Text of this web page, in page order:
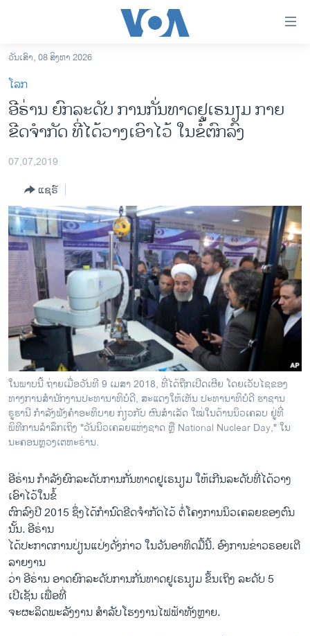
ເຂົ້າ
ຫາ
ຂ້າມ
ຂ້າມ
ຂ້າມ
ຫາ
ລາວ
ອາເມຣິກາ
ຂ່າວ​ຈີນ
ໂລກ
ເອເຊຍ
ອິດສະຫຼະພາບດ້ານການຂ່າວ
ຊີວິດຊາວລາວ
ຊຸມຊົນຊາວລາວ
ວິທະຍາສາດ-ເທັກໂນໂລຈີ
ທຸລະກິດ
ພາສາອັງກິດ
ວີດີໂອ
ສຽງ
ລາຍການກະຈາຍສຽງ
ລາຍງານ
ພາສາຕ່າງໆ
ວັນເສົາ, 08 ສິງຫາ 2026
ໂລກ
ອີຣ່ານ ຍົກລະດັບ ການກັ່ນທາດຢູເຣນຽມ ກາຍ
ຂີດຈຳກັດ ທີ່ໄດ້ວາງເອົາໄວ້ ໃນຂໍ້ຕົກລົງ
07,07,2019
ແຊຣ໌
ໃນພາບນີ້ ຖ່າຍເມື່ອວັນທີ 9 ເມສາ 2018, ທີ່ໄດ້ຖືກເປີດເຜີຍ ໂດຍເວັບໄຊຂອງ
ທາງການສຳນັກງານປະທານາທິບໍດີ, ສະແດງໃຫ້ເຫັນ ປະທານາທິບໍດີ ຮາຊານ
ຣູຮານີ ກຳລັງຟັງຄຳອະທິບາຍ ກ່ຽວກັບ ຜົນສຳເລັດ ໃໝ່ໃນດ້ານນິວເຄລບ ຢູ່ທີ່
ພິທີການລຳລຶກເຖິງ "ວັນນິວເຄລຍແຫ່ງຊາດ ຫຼື National Nuclear Day," ໃນ
ນະຄອນຫຼວງເຕຫະຣ່ານ.
ອີຣ່ານ ກຳລັງຍົກລະດັບການກັ່ນທາດຢູເຣນຽມ ໃຫ້ເກີນລະດັບທີ່ໄດ້ວາງ
ເອົາໄວ້ໃນຂໍ້
ຕົກລົງປີ 2015 ຊຶ່ງໄດ້ກຳນົດຂີດຈຳກັດໄວ້ ຕໍ່ໂຄງການນິວເຄລຍຂອງຕົນ
ນັ້ນ. ອີຣ່ານ
ໄດ້ປະກາດການປ່ຽນແປ່ງດັ່ງກ່າວ ໃນວັນອາທິດມື້ນີ້. ອົງການຂ່າວຣອຍເຕີ
ລາຍງານ
ວ່າ ອີຣ່ານ ອາດຍົກລະດັບການກັ່ນທາດຢູເຣນຽມ ຂຶ້ນເຖິງ ລະດັບ 5
ເປີເຊັນ ເພື່ອທີ່
ຈະຜະລິດພະລັງງານ ສຳລັບໂຮງງານໄຟຟ້າທັງຫຼາຍ.